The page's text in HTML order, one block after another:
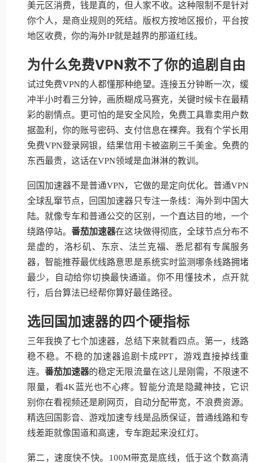
美元区消费，钱是真的，但人家不收。这种限制不是针对
你个人，是商业规则的死结。版权方按地区报价，平台按
地区收费，你的海外IP就是越界的那道红线。
为什么免费VPN救不了你的追剧自由
试过免费VPN的人都懂那种绝望。连接五分钟断一次，缓
冲半小时看三分钟，画质糊成马赛克，关键时候卡在最精
彩的剧情点。更可怕的是安全风险，免费工具靠卖用户数
据盈利，你的账号密码、支付信息在裸奔。我有个学长用
免费VPN登录网银，结果信用卡被盗刷三千美金。免费的
东西最贵，这话在VPN领域是血淋淋的教训。
回国加速器不是普通VPN，它做的是定向优化。普通VPN
全球乱窜节点，回国加速器只专注一条线：海外到中国大
陆。就像专车和普通公交的区别，一个直达目的地，一个
绕路停站。番茄加速器在这块做得彻底，全球节点分布不
是虚的，洛杉矶、东京、法兰克福、悉尼都有专属服务
器，智能推荐最优线路意思是系统实时监测哪条线路拥堵
最少，自动给你切换最快通道。你不用懂技术，点开就
行，后台算法已经帮你算好最佳路径。
选回国加速器的四个硬指标
三年我换了七个加速器，总结下来就看四点。第一，线路
稳不稳。不稳的加速器追剧卡成PPT，游戏直接掉线重
连。番茄加速器的稳定无限流量在这儿是刚需，不限速不
限量，看4K蓝光也不心疼。智能分流是隐藏神技，它识
别你在看视频还是刷网页，自动分配带宽，不浪费资源。
精选回国影音、游戏加速专线是品质保证，普通线路和专
线差距就像国道和高速，专车跑起来没红灯。
第二，速度快不快。100M带宽是底线，低于这个数高清